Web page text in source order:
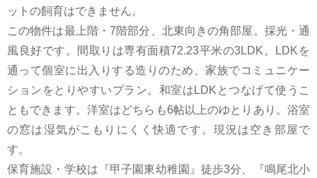
ットの飼育はできません。
この物件は最上階・7階部分、北東向きの角部屋。採光・通
風良好です。間取りは専有面積72.23平米の3LDK。LDKを
通って個室に出入りする造りのため、家族でコミュニケー
ションをとりやすいプラン。和室はLDKとつなげて使うこ
ともできます。洋室はどちらも6帖以上のゆとりあり。浴室
の窓は湿気がこもりにくく快適です。現況は空き部屋で
す。
保育施設・学校は『甲子園東幼稚園』徒歩3分、『鳴尾北小